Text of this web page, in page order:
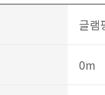
글램
0m